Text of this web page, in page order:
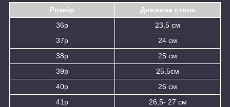
Розмір
Довжина стопи
36р
23,5 см
37р
24 см
38р
25 см
39р
25,5см
40р
26 см
41р
26,5- 27 см